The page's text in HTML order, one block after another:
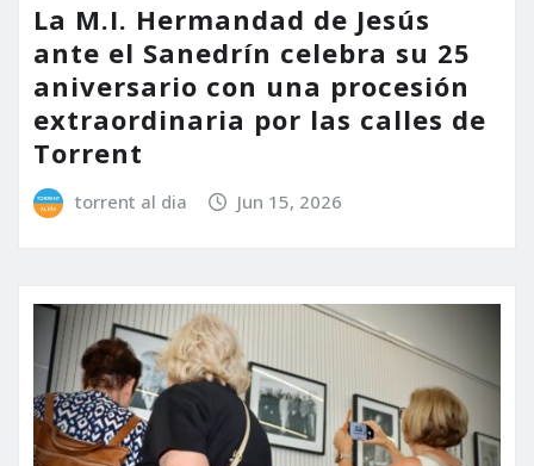
La M.I. Hermandad de Jesús
ante el Sanedrín celebra su 25
aniversario con una procesión
extraordinaria por las calles de
Torrent
torrent al dia Jun 15, 2026